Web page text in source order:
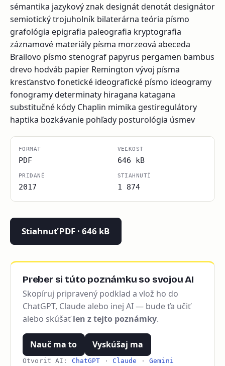
sémantika jazykový znak designát denotát designátor
semiotický trojuholník bilaterárna teória písmo
grafológia epigrafia paleografia kryptografia
záznamové materiály písma morzeová abeceda
Brailovo písmo stenograf papyrus pergamen bambus
drevo hodváb papier Remington vývoj písma
kresťanstvo fonetické ideografické písmo ideogramy
fonogramy determinaty hiragana katagana
substitučné kódy Chaplin mimika gestiregulátory
haptika bozkávanie pohľady posturológia úsmev
FORMÁT
PDF
VEĽKOSŤ
646 kB
PRIDANÉ
2017
STIAHNUTÍ
1 874
Stiahnuť PDF · 646 kB
Preber si túto poznámku so svojou AI
Skopíruj pripravený podklad a vlož ho do
ChatGPT, Claude alebo inej AI — bude ťa učiť
alebo skúšaťlen z tejto poznámky.
Nauč ma to Vyskúšaj ma
Otvoriť AI: ChatGPT · Claude ·Gemini